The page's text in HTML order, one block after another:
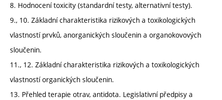
8. Hodnocení toxicity (standardní testy, alternativní testy).
9., 10. Základní charakteristika rizikových a toxikologických
vlastností prvků, anorganických sloučenin a organokovových
sloučenin.
11., 12. Základní charakteristika rizikových a toxikologických
vlastností organických sloučenin.
13. Přehled terapie otrav, antidota. Legislativní předpisy a